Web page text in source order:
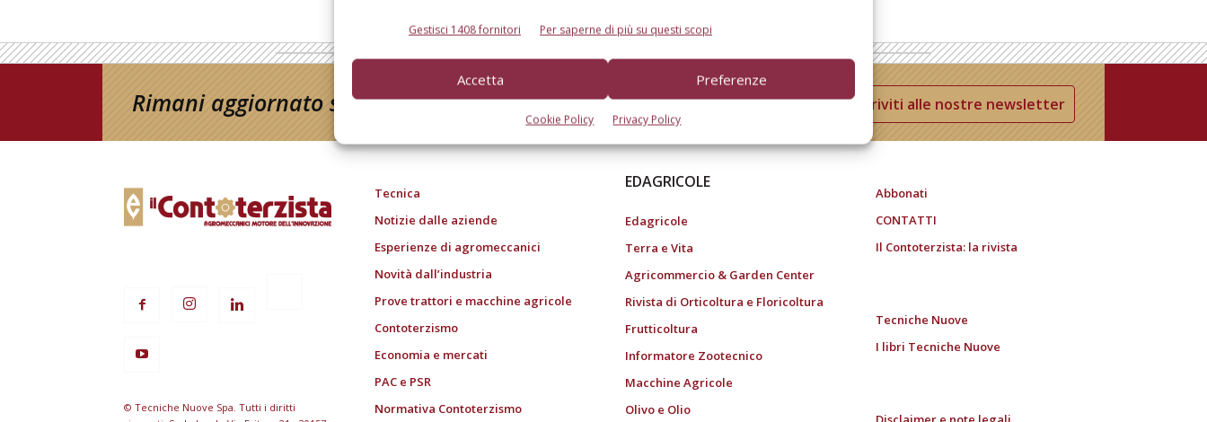
Gestisci 1408 fornitori Per saperne di più su questi scopi
Accetta Preferenze
Cookie Policy Privacy Policy
Rimani aggiornato sul mondo dell’agricoltura Iscriviti alle nostre newsletter
© Tecniche Nuove Spa. Tutti i diritti
Tecnica
Notizie dalle aziende
Esperienze di agromeccanici
Novità dall’industria
Prove trattori e macchine agricole
Contoterzismo
Economia e mercati
PAC e PSR
Normativa Contoterzismo
EDAGRICOLE
Edagricole
Terra e Vita
Agricommercio & Garden Center
Rivista di Orticoltura e Floricoltura
Frutticoltura
Informatore Zootecnico
Macchine Agricole
Olivo e Olio
Abbonati
CONTATTI
Il Contoterzista: la rivista
Tecniche Nuove
I libri Tecniche Nuove